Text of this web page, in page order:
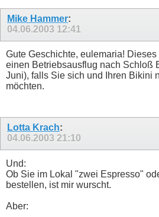
Mike Hammer:
04.06.2003 12:41
Gute Geschichte, eulemaria!
einen Betriebsausflug nach Schloß
Juni), falls Sie sich und Ihren Bikini
möchten.
Lotta Krach:
04.06.2003 21:10
Und:
Ob Sie im Lokal "zwei Espresso"
bestellen, ist mir wurscht.
Aber: